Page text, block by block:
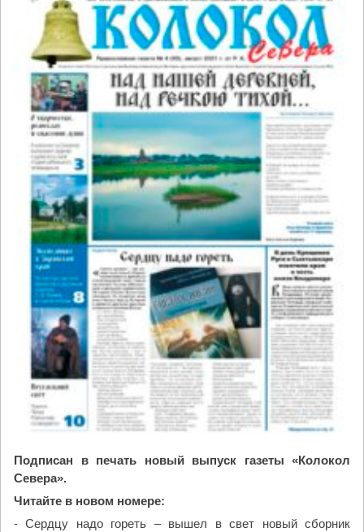
Подписан в печать новый выпуск газеты «Колокол
Севера».
Читайте в новом номере:
- Сердцу надо гореть – вышел в свет новый сборник